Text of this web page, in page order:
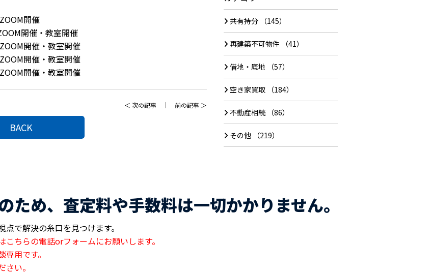
開催
開催・教室開催
開催・教室開催
開催・教室開催
開催・教室開催
＜ 次の記事 ｜ 前の記事 ＞
BACK
共有持分 （145）
再建築不可物件 （41）
借地・底地 （57）
空き家買取 （184）
不動産相続（86）
その他 （219）
ため、査定料や手数料は一切かかりません。
で解決の糸口を見つけます。
こちらの電話orフォームにお願いします。
用です。
い。